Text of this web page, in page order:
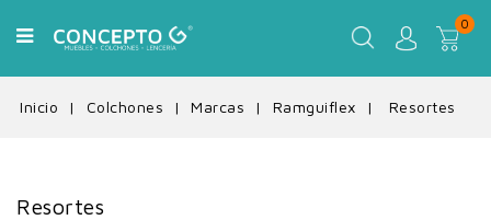
0
Inicio Colchones Marcas Ramguiflex Resortes
Resortes